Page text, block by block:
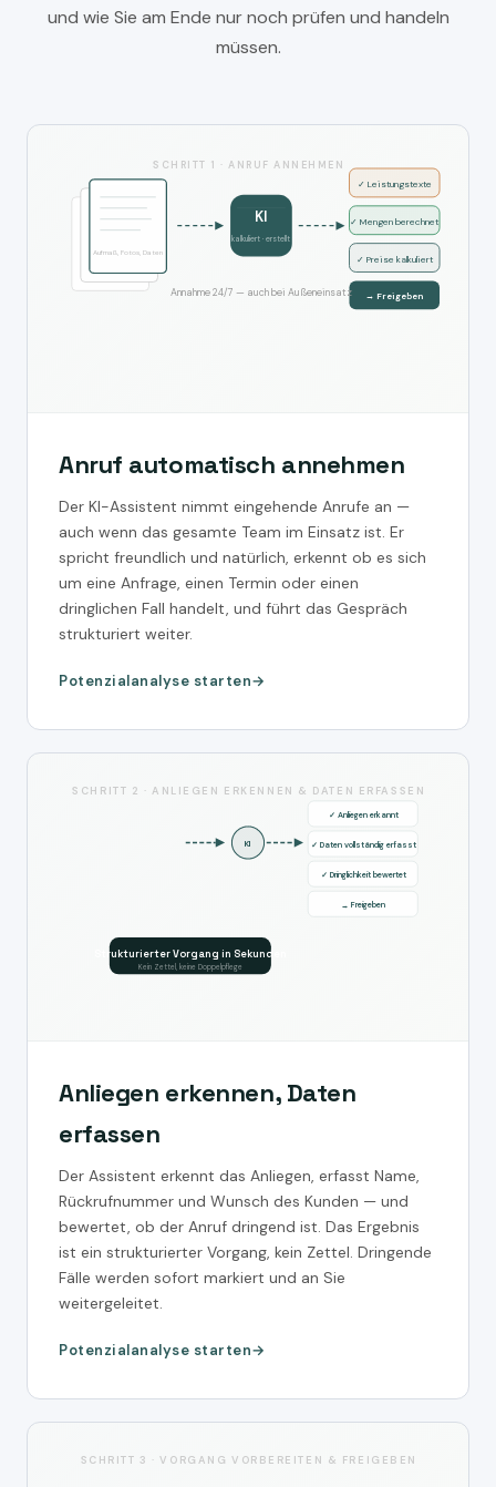
und wie Sie am Ende nur noch prüfen und handeln
müssen.
SCHRITT 1 · ANRUF ANNEHMEN
Aufmaß, Fotos, Daten
KI
kalkuliert · erstellt
✓ Leistungstexte
✓ Mengen berechnet
✓ Preise kalkuliert
→ Freigeben
Annahme 24/7 — auch bei Außeneinsatz
Anruf automatisch annehmen
Der KI-Assistent nimmt eingehende Anrufe an —
auch wenn das gesamte Team im Einsatz ist. Er
spricht freundlich und natürlich, erkennt ob es sich
um eine Anfrage, einen Termin oder einen
dringlichen Fall handelt, und führt das Gespräch
strukturiert weiter.
Potenzialanalyse starten
SCHRITT 2 · ANLIEGEN ERKENNEN & DATEN ERFASSEN
KI
✓ Anliegen erkannt
✓ Daten vollständig erfasst
✓ Dringlichkeit bewertet
→ Freigeben
Strukturierter Vorgang in Sekunden
Kein Zettel, keine Doppelpflege
Anliegen erkennen, Daten
erfassen
Der Assistent erkennt das Anliegen, erfasst Name,
Rückrufnummer und Wunsch des Kunden — und
bewertet, ob der Anruf dringend ist. Das Ergebnis
ist ein strukturierter Vorgang, kein Zettel. Dringende
Fälle werden sofort markiert und an Sie
weitergeleitet.
Potenzialanalyse starten
SCHRITT 3 · VORGANG VORBEREITEN & FREIGEBEN